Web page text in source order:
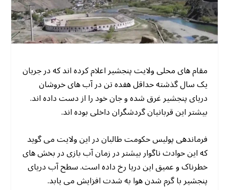
مقام های محلی ولایت پنجشیر اعلام کرده اند که در جریان
یک سال گذشته حداقل هفده تن در آب های خروشان
دریای پنجشیر غرق شده و جان خود را از دست داده اند.
بیشتر این قربانیان گردشگران داخلی بوده اند.
فرماندهی پولیس حکومت طالبان در این ولایت می گوید
که این حوادث ناگوار بیشتر در زمان آب بازی در بخش های
خطرناک و عمیق این دریا رخ داده است. سطح آب دریای
پنجشیر با گرم شدن هوا به شدت افزایش می یابد.